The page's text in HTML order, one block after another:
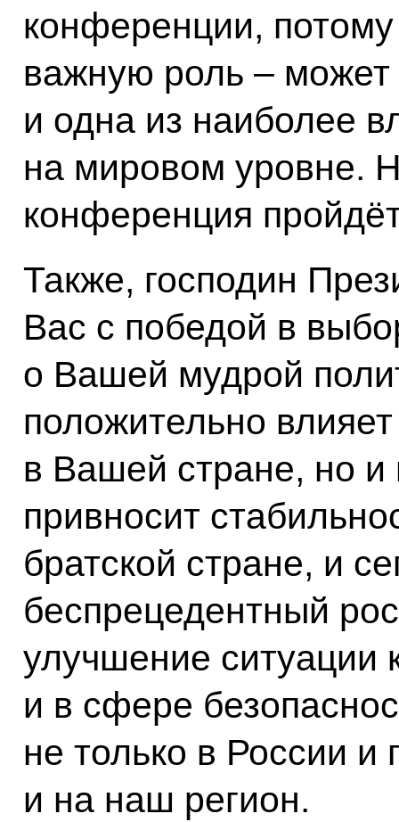
конференции, потому
важную роль – может
и одна из наиболее
на мировом уровне.
конференция
Также, господин
Вас с победой в
о Вашей мудрой
положительно
в Вашей стране, но
привносит
братской стране, и
беспрецедентный
улучшение ситуации
и в сфере
не только в России и
и на наш регион.